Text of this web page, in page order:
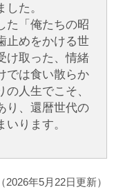
た。
た「俺たちの昭
止めをかける世
け取った、情緒
では食い散らか
人生でこそ、
り、還暦世代の
ります。
（2026年5月22日更新）